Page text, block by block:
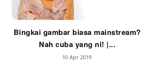
Bingkai gambar biasa mainstream?
Nah cuba yang ni! |...
10 Apr 2019